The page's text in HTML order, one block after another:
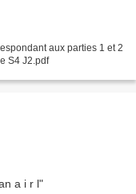
aux parties 1 et 2
- fiche S4 J2.docx - fiche S4 J2.pdf